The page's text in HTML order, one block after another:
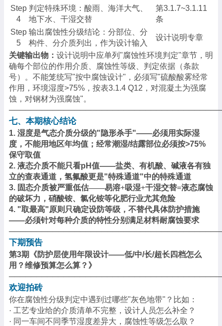
Step
4
判定特殊环境：酸雨、海洋大气、
地下水、干湿交替
第3.1.7~3.1.11
条
Step
5
输出腐蚀性分级结论：分部位、分
构件、分介质列出，作为设计输入
设计说明专章
关键输出物： 设计说明中应单列 "腐蚀性环境判定"章节，明
确每个部位的作用介质、腐蚀性等级、判定依据（条款
号）。不能笼统写"按中腐蚀设计"，必须写"硫酸酸雾经常
作用，环境湿度>75%，按表3.1.4 Q12，对混凝土为强腐
蚀，对钢材为强腐蚀"。
七、本期核心结论
1. 湿度是气态介质分级的"隐形杀手"——必须用实际湿
度，不能用地区年均值；经常潮湿/结露部位必须按>75%
保守取值
2. 液态介质不能只看pH值——盐类、有机酸、碱液各有独
立的查表通道，氢氟酸更是"特殊通道"中的特殊通道
3. 固态介质被严重低估——易溶+吸湿+干湿交替=液态腐蚀
的破坏力，硝酸铵、氯化铵等化肥行业尤其危险
4. "取最高"原则只确定设防等级，不替代具体防护措施
——必须针对每种介质的特性分别满足材料耐腐蚀要求
下期预告
第3期《防护层使用年限设计——低/中/长/超长四档怎么
用？维修预算怎么算？》
欢迎拍砖
你在腐蚀性分级判定中遇到过哪些"灰色地带"？比如：
· 工艺专业给的介质清单不完整，设计人员怎么补全？
· 同一车间不同季节湿度差异大，腐蚀性等级怎么取？